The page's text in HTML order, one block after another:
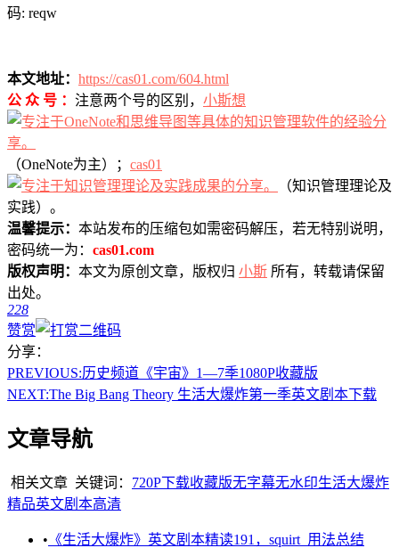
码: reqw
本文地址： https://cas01.com/604.html
公 众 号 ： 注意两个号的区别， 小斯想
（OneNote为主）； cas01
（知识管理理论及
实践）。
温馨提示： 本站发布的压缩包如需密码解压，若无特别说明，
密码统一为： cas01.com
版权声明： 本文为原创文章，版权归 小斯 所有，转载请保留
出处。
228
赞赏
分享：
PREVIOUS:历史频道《宇宙》1—7季1080P收藏版
NEXT:The Big Bang Theory 生活大爆炸第一季英文剧本下载
文章导航
相关文章 关键词： 720P下载收藏版无字幕无水印生活大爆炸
精品英文剧本高清
• 《生活大爆炸》英文剧本精读191，squirt 用法总结